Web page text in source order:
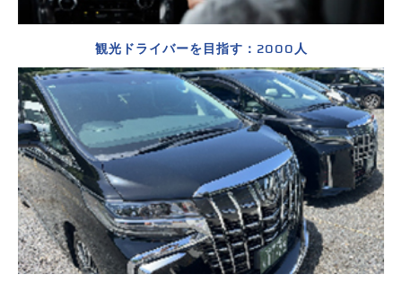
観光ドライバーを目指す： 2000 人